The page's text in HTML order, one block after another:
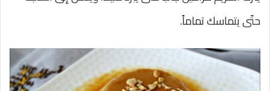
حتّى يتماسك تماماً.